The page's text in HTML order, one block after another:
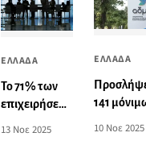
ΕΛΛΑΔΑ
Το 71% των
επιχειρήσεων
13 Νοε 2025
ΕΛΛΑΔΑ
141
10 Νοε 2025